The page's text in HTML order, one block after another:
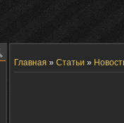
Главная » Статьи »